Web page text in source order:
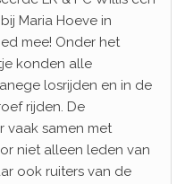
Maria Hoeve in
mee! Onder het
konden alle
losrijden en in de
rijden. De
vaak samen met
niet alleen leden van
ook ruiters van de